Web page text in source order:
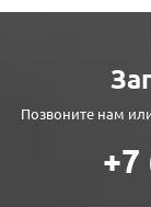
Позвоните нам
+7